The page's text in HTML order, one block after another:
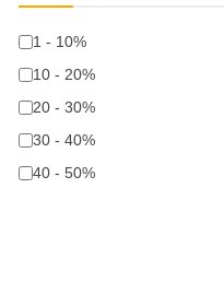
1 - 10%
10 - 20%
20 - 30%
30 - 40%
40 - 50%